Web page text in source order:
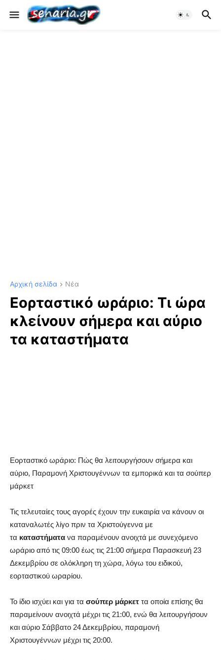
Αρχική σελίδα Νέα
Εορταστικό ωράριο: Τι ώρα
κλείνουν σήμερα και αύριο
τα καταστήματα
Εορταστικό ωράριο: Πώς θα λειτουργήσουν σήμερα και
αύριο, Παραμονή Χριστουγέννων τα εμπορικά και τα σούπερ
μάρκετ
Τις τελευταίες τους αγορές έχουν την ευκαιρία να κάνουν οι
καταναλωτές λίγο πριν τα Χριστούγεννα με
τα καταστήματα να παραμένουν ανοιχτά με συνεχόμενο
ωράριο από τις 09:00 έως τις 21:00 σήμερα Παρασκευή 23
Δεκεμβρίου σε ολόκληρη τη χώρα, λόγω του ειδικού,
εορταστικού ωραρίου.
Το ίδιο ισχύει και για τα σούπερ μάρκετ τα οποία επίσης θα
παραμείνουν ανοιχτά μέχρι τις 21:00, ενώ θα λειτουργήσουν
και αύριο Σάββατο 24 Δεκεμβρίου, παραμονή
Χριστουγέννων μέχρι τις 20:00.